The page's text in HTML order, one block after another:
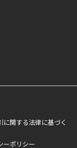
。
場合がございま
します。「お取り
合、例外もあります)
他商品との購入に
ついても、通常と
ジをご確認くださ
に関する法律に基づく
ーポリシー